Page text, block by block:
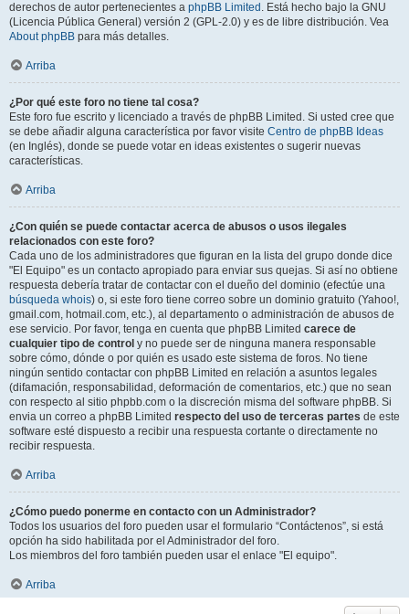
derechos de autor pertenecientes a phpBB Limited . Está hecho bajo la GNU
(Licencia Pública General) versión 2 (GPL-2.0) y es de libre distribución. Vea
About phpBB para más detalles.
Arriba
¿Por qué este foro no tiene tal cosa?
Este foro fue escrito y licenciado a través de phpBB Limited. Si usted cree que
se debe añadir alguna característica por favor visite Centro de phpBB Ideas
(en Inglés), donde se puede votar en ideas existentes o sugerir nuevas
características.
Arriba
¿Con quién se puede contactar acerca de abusos o usos ilegales
relacionados con este foro?
Cada uno de los administradores que figuran en la lista del grupo donde dice
"El Equipo" es un contacto apropiado para enviar sus quejas. Si así no obtiene
respuesta debería tratar de contactar con el dueño del dominio (efectúe una
búsqueda whois) o, si este foro tiene correo sobre un dominio gratuito (Yahoo!,
gmail.com, hotmail.com, etc.), al departamento o administración de abusos de
ese servicio. Por favor, tenga en cuenta que phpBB Limited carece de
cualquier tipo de control y no puede ser de ninguna manera responsable
sobre cómo, dónde o por quién es usado este sistema de foros. No tiene
ningún sentido contactar con phpBB Limited en relación a asuntos legales
(difamación, responsabilidad, deformación de comentarios, etc.) que no sean
con respecto al sitio phpbb.com o la discreción misma del software phpBB. Si
envia un correo a phpBB Limited respecto del uso de terceras partes de este
software esté dispuesto a recibir una respuesta cortante o directamente no
recibir respuesta.
Arriba
¿Cómo puedo ponerme en contacto con un Administrador?
Todos los usuarios del foro pueden usar el formulario “Contáctenos”, si está
opción ha sido habilitada por el Administrador del foro.
Los miembros del foro también pueden usar el enlace "El equipo".
Arriba